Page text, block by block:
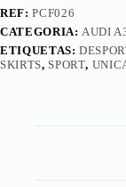
REF:PCF026
CATEGORIA: AUDI
ETIQUETAS:
SKIRTS, SPORT,